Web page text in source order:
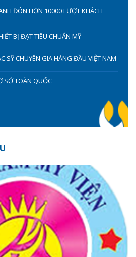
ĐÓN HƠN 10000 LƯỢT KHÁCH
BỊ ĐẠT TIÊU CHUẨN MỸ
SỸ CHUYÊN GIA HÀNG ĐẦU VIỆT NAM
SỞ TOÀN QUỐC